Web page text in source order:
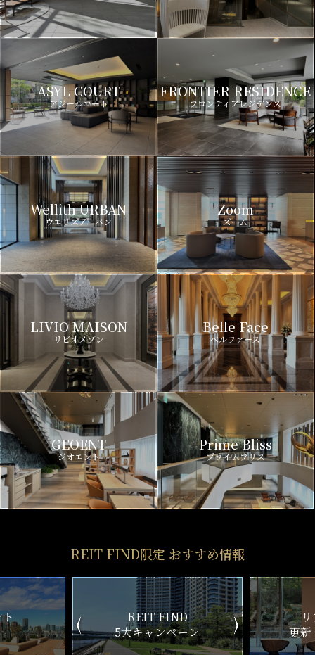
ASYL COURT
アジールコート
FRONTIER RESIDENCE
フロンティアレジデンス
Wellith URBAN
ウエリスアーバン
Zoom
ズーム
LIVIO MAISON
リビオメゾン
Belle Face
ベルファース
GEOENT
ジオエント
Prime Bliss
プライムブリス
REIT FIND限定 おすすめ情報
ン
リアルタイム
更新一覧チェック
新